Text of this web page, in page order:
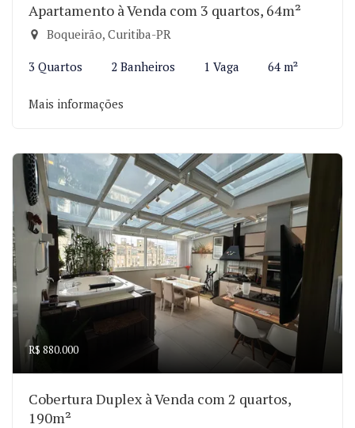
Apartamento à Venda com 3 quartos, 64m²
Boqueirão, Curitiba-PR
3 Quartos 2 Banheiros 1 Vaga 64 m²
Mais informações
R$ 880.000
Cobertura Duplex à Venda com 2 quartos,
190m²